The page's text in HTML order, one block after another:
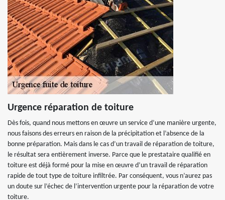
Urgence réparation de toiture
Dès fois, quand nous mettons en œuvre un service d’une manière urgente,
nous faisons des erreurs en raison de la précipitation et l’absence de la
bonne préparation. Mais dans le cas d’un travail de réparation de toiture,
le résultat sera entièrement inverse. Parce que le prestataire qualifié en
toiture est déjà formé pour la mise en œuvre d’un travail de réparation
rapide de tout type de toiture infiltrée. Par conséquent, vous n’aurez pas
un doute sur l’échec de l’intervention urgente pour la réparation de votre
toiture.